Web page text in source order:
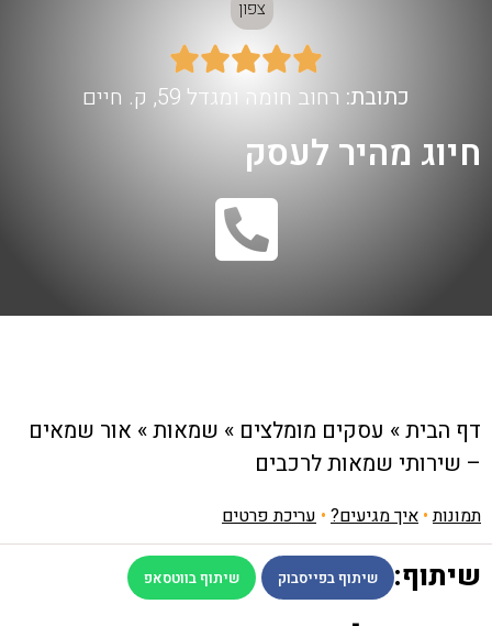
צפון





כתובת: רחוב חומה ומגדל 59, ק. חיים
חיוג מהיר לעסק
דף הבית» עסקים מומלצים » שמאות» אור שמאים
– שירותי שמאות לרכבים
תמונות• איך מגיעים? • עריכת פרטים
שיתוף: שיתוף בפייסבוק שיתוף בווטסאפ